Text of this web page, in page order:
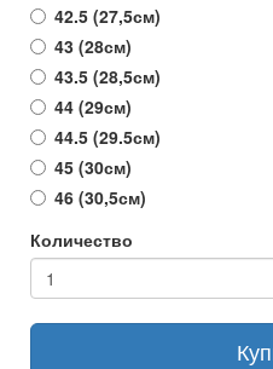
42.5 (27,5см)
43 (28см)
43.5 (28,5см)
44 (29см)
44.5 (29.5см)
45 (30см)
46 (30,5см)
Количество